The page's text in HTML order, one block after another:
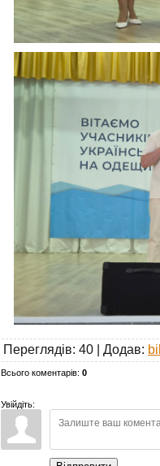
Переглядів: 40 | Додав:
Всього коментарів: 0
Увійдіть: